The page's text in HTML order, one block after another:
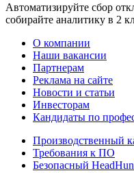
Автоматизируйте сбор
собирайте аналитику в 2
О компании
Наши вакансии
Партнерам
Реклама на сайте
Новости и статьи
Инвесторам
Кандидаты по
Производственный
Требования к ПО
Безопасный